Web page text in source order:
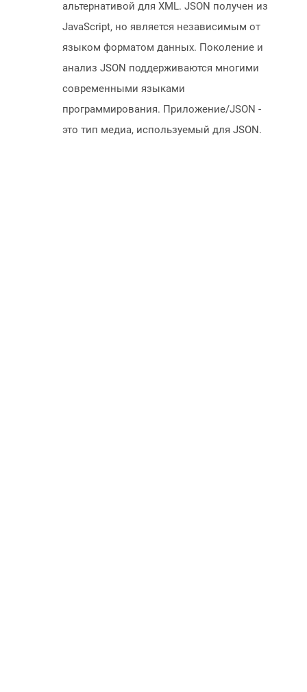
альтернативой для XML. JSON получен из
JavaScript, но является независимым от
языком форматом данных. Поколение и
анализ JSON поддерживаются многими
современными языками
программирования. Приложение/JSON -
это тип медиа, используемый для JSON.